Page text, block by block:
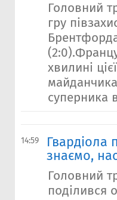
Головний
гру
хвилині
суперника
14:59
Гвардіола
знаємо,
Головний
поділився